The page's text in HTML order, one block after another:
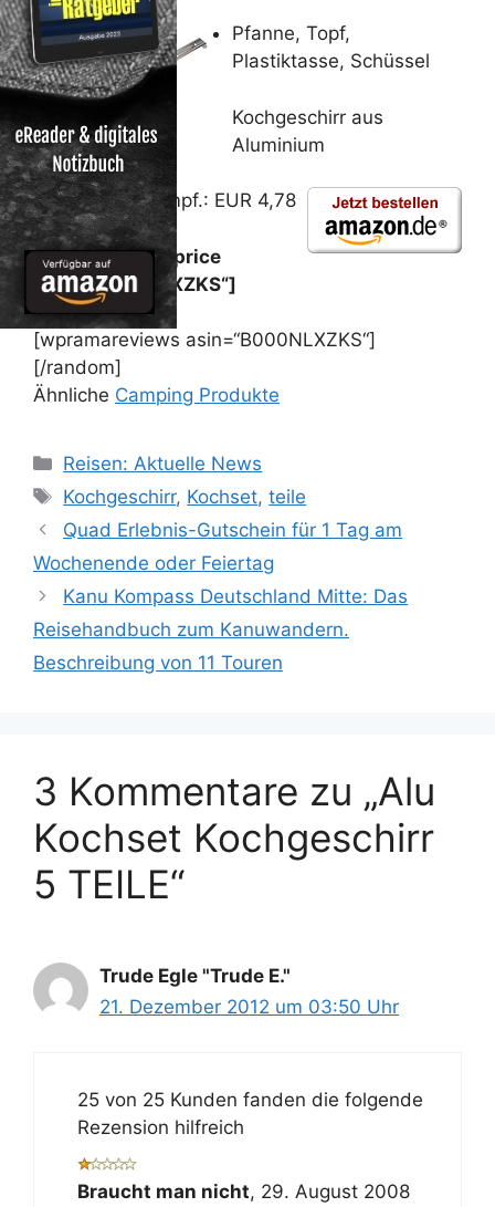
Pfanne, Topf,
Plastiktasse, Schüssel
Kochgeschirr aus
Aluminium
Unverb. Preisempf.: EUR 4,78
Preis: [wpramaprice
asin=“B000NLXZKS“]
[wpramareviews asin=“B000NLXZKS“]
[/random]
Ähnliche Camping Produkte
Kategorien
Reisen: Aktuelle News
Schlagwörter
Kochgeschirr, Kochset,teile
Quad Erlebnis-Gutschein für 1 Tag am
Wochenende oder Feiertag
Kanu Kompass Deutschland Mitte: Das
Reisehandbuch zum Kanuwandern.
Beschreibung von 11 Touren
3 Kommentare zu „Alu
Kochset Kochgeschirr
5 TEILE“
Trude Egle "Trude E."
21. Dezember 2012 um 03:50 Uhr
25 von 25 Kunden fanden die folgende
Rezension hilfreich
Braucht man nicht, 29. August 2008